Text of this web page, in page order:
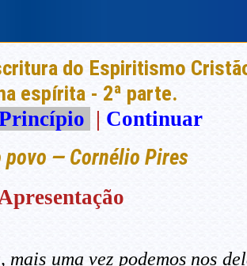
do Espiritismo
espírita - 2ª parte.
| Continuar
povo — Cornélio Pires
uma vez podemos nos